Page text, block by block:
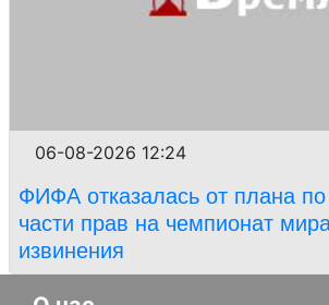
06-08-2026 12:24
ФИФА отказалась от плана
части прав на чемпионат
извинения